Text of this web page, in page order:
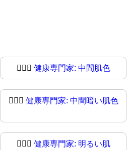
🧑🏼‍⚕️ 健康専門家: 中間肌色
🧑🏾‍⚕ 健康専門家: 中間暗い肌色
👨🏻‍⚕️ 健康専門家: 明るい肌